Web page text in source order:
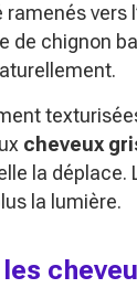
vers
de chignon
cheveux
la déplace.
la lumière.